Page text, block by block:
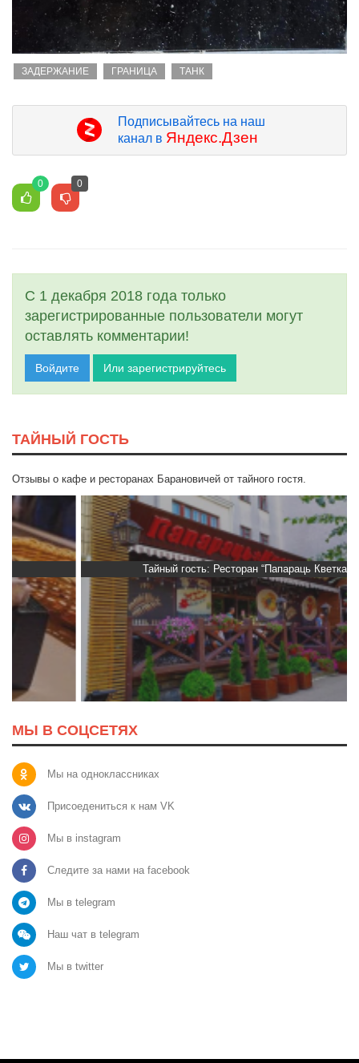
ЗАДЕРЖАНИЕ ГРАНИЦА ТАНК
Подписывайтесь на наш
канал в Яндекс.Дзен
0 0
С 1 декабря 2018 года только
зарегистрированные пользователи могут
оставлять комментарии!
Войдите Или зарегистрируйтесь
ТАЙНЫЙ ГОСТЬ
Отзывы о кафе и ресторанах Барановичей от тайного гостя.
Тайный гость: Ресторан “Папараць Кветка”
МЫ В СОЦСЕТЯХ
Мы на одноклассниках
Присоедениться к нам VK
Мы в instagram
Следите за нами на facebook
Мы в telegram
Наш чат в telegram
Мы в twitter